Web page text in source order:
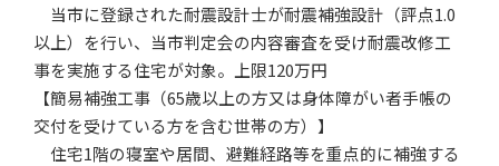
当市に登録された耐震設計士が耐震補強設計（評点1.0
以上）を行い、当市判定会の内容審査を受け耐震改修工
事を実施する住宅が対象。上限120万円
【簡易補強工事（65歳以上の方又は身体障がい者手帳の
交付を受けている方を含む世帯の方）】
住宅1階の寝室や居間、避難経路等を重点的に補強する